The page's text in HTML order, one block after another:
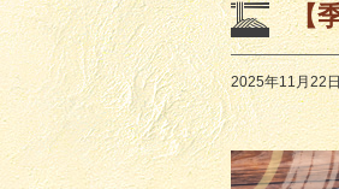
【
2025年11月22